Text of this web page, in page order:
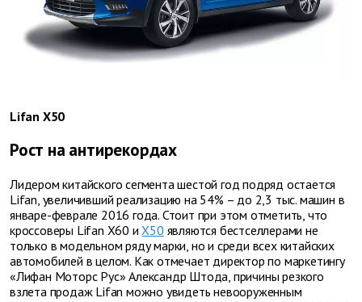
Lifan X50
Рост на антирекордах
Лидером китайского сегмента шестой год подряд остается
Lifan, увеличивший реализацию на 54% – до 2,3 тыс. машин в
январе-феврале 2016 года. Стоит при этом отметить, что
кроссоверы Lifan Х60 и Х50 являются бестселлерами не
только в модельном ряду марки, но и среди всех китайских
автомобилей в целом. Как отмечает директор по маркетингу
«Лифан Моторс Рус» Александр Штода, причины резкого
взлета продаж Lifan можно увидеть невооруженным